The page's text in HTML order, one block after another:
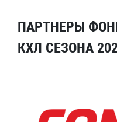
ПАРТНЕРЫ
КХЛ СЕЗОНА